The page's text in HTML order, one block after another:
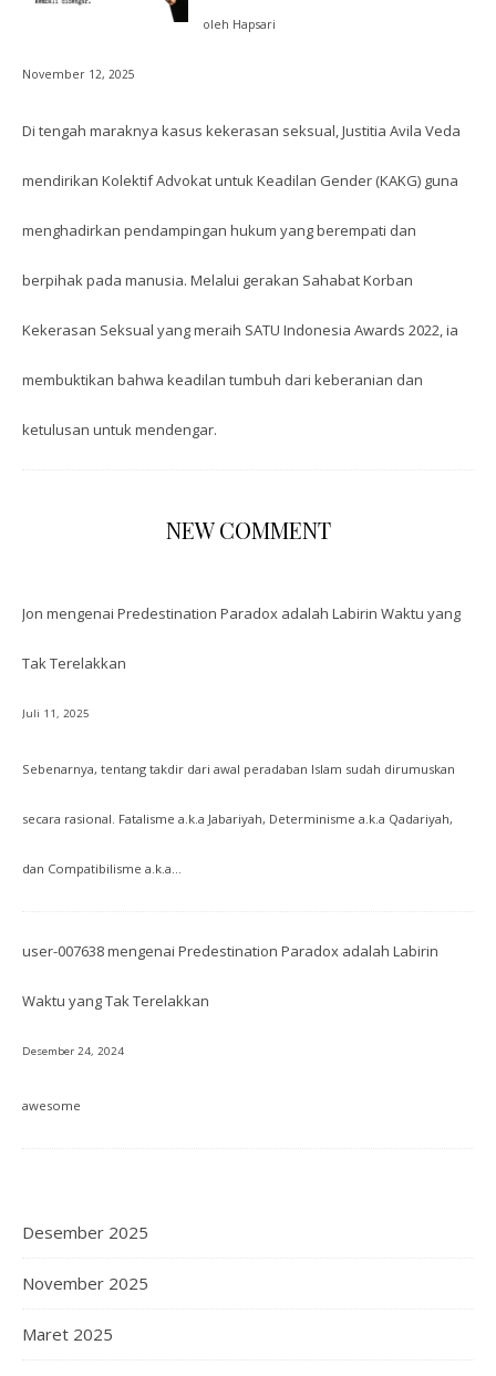
oleh Hapsari
November 12, 2025
Di tengah maraknya kasus kekerasan seksual, Justitia Avila Veda
mendirikan Kolektif Advokat untuk Keadilan Gender (KAKG) guna
menghadirkan pendampingan hukum yang berempati dan
berpihak pada manusia. Melalui gerakan Sahabat Korban
Kekerasan Seksual yang meraih SATU Indonesia Awards 2022, ia
membuktikan bahwa keadilan tumbuh dari keberanian dan
ketulusan untuk mendengar.
NEW COMMENT
Jon mengenai Predestination Paradox adalah Labirin Waktu yang
Tak Terelakkan
Juli 11, 2025
Sebenarnya, tentang takdir dari awal peradaban Islam sudah dirumuskan
secara rasional. Fatalisme a.k.a Jabariyah, Determinisme a.k.a Qadariyah,
dan Compatibilisme a.k.a…
user-007638mengenai Predestination Paradox adalah Labirin
Waktu yang Tak Terelakkan
Desember 24, 2024
awesome
Desember 2025
November 2025
Maret 2025